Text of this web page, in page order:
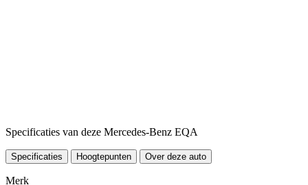
Specificaties van deze Mercedes-Benz EQA
Specificaties Hoogtepunten Over deze auto
Merk